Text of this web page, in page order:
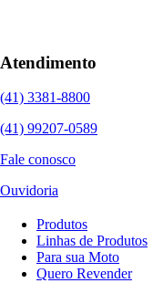
Atendimento
(41) 3381-8800
(41) 99207-0589
Fale conosco
Ouvidoria
Produtos
Linhas de Produtos
Para sua Moto
Quero Revender